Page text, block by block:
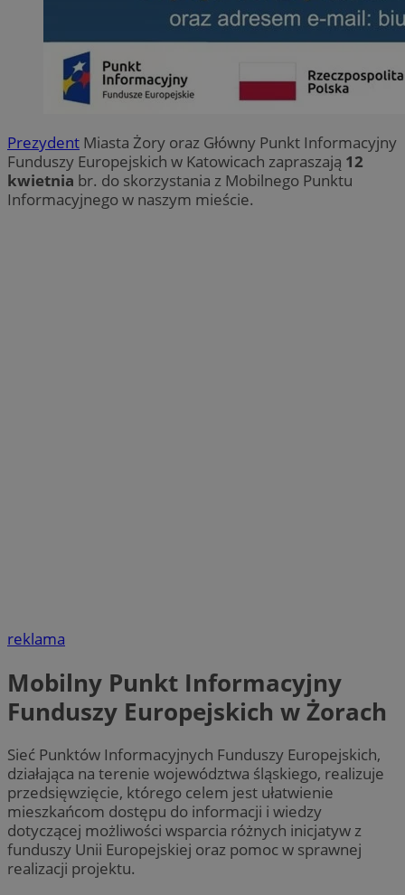
Prezydent Miasta Żory oraz Główny Punkt Informacyjny
Funduszy Europejskich w Katowicach zapraszają 12
kwietnia br. do skorzystania z Mobilnego Punktu
Informacyjnego w naszym mieście.
reklama
Mobilny Punkt Informacyjny
Funduszy Europejskich w Żorach
Sieć Punktów Informacyjnych Funduszy Europejskich,
działająca na terenie województwa śląskiego, realizuje
przedsięwzięcie, którego celem jest ułatwienie
mieszkańcom dostępu do informacji i wiedzy
dotyczącej możliwości wsparcia różnych inicjatyw z
funduszy Unii Europejskiej oraz pomoc w sprawnej
realizacji projektu.